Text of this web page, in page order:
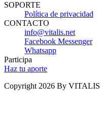
SOPORTE
Política de privacidad
CONTACTO
info@vitalis.net
Facebook Messenger
Whatsapp
Participa
Haz tu aporte
Copyright 2026 By VITALIS